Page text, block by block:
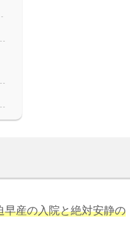
早産の入院と絶対安静の